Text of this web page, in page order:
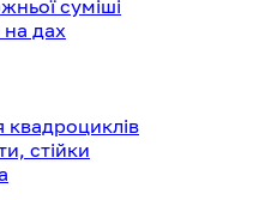
суміші
дах
квадроциклів
стійки